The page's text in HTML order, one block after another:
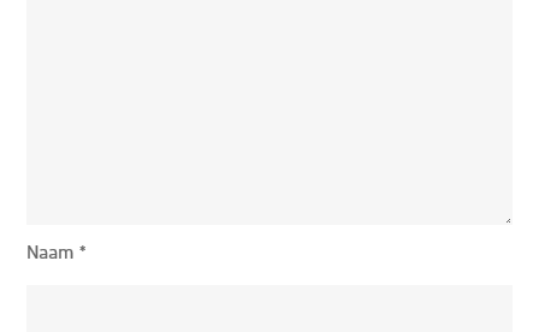
Naam*